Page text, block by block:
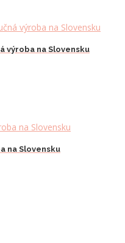
výroba na Slovensku
na Slovensku